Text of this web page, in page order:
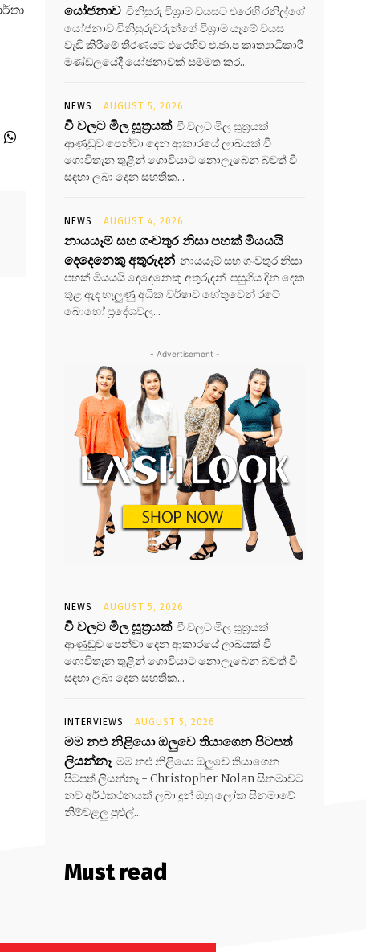
යෝජනාව විනිසුරු විශ්‍රාම වයසට එරෙහි රනිල්ගේ
යෝජනාව විනිසුරුවරුන්ගේ විශ්‍රාම යෑමේ වයස
වැඩි කිරීමේ තීරණයට එරෙහිව එ.ජා.ප කෘත්‍යාධිකාරී
මණ්ඩලයේදී යෝජනාවක් සම්මත කර...
NEWS AUGUST 5, 2026
වී වලට මිල සූත්‍රයක් වී වලට මිල සූත්‍රයක්
ආණුඩුව පෙන්වා දෙන ආකාරයේ ලාබයක් වී
ගොවිතැන තුළින් ගොවියාට නොලැබෙන බවත් වී
සඳහා ලබා දෙන සහතික...
NEWS AUGUST 4, 2026
නායයෑම් සහ ගංවතුර නිසා පහක් මියයයි
දෙදෙනෙකු අතුරුදන් නායයෑම් සහ ගංවතුර නිසා
පහක් මියයයි දෙදෙනෙකු අතුරුදන් පසුගිය දින දෙක
තුළ ඇද හැලුණු අධික වර්ෂාව හේතුවෙන් රටේ
බොහෝ ප්‍රදේශවල...
- Advertisement -
NEWS AUGUST 5, 2026
වී වලට මිල සූත්‍රයක් වී වලට මිල සූත්‍රයක්
ආණුඩුව පෙන්වා දෙන ආකාරයේ ලාබයක් වී
ගොවිතැන තුළින් ගොවියාට නොලැබෙන බවත් වී
සඳහා ලබා දෙන සහතික...
INTERVIEWS AUGUST 5, 2026
මම නළු නිළියො ඔලුවෙ තියාගෙන පිටපත්
ලියන්නෑ මම නළු නිළියො ඔලුවෙ තියාගෙන
පිටපත් ලියන්නෑ - Christopher Nolan සිනමාවට
නව අර්ථකථනයක් ලබා දුන් ඔහු ලෝක සිනමාවේ
නිම්වළලු පුළුල්...
Must read